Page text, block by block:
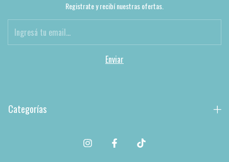
Registrate y recibí nuestras ofertas.
Categorías